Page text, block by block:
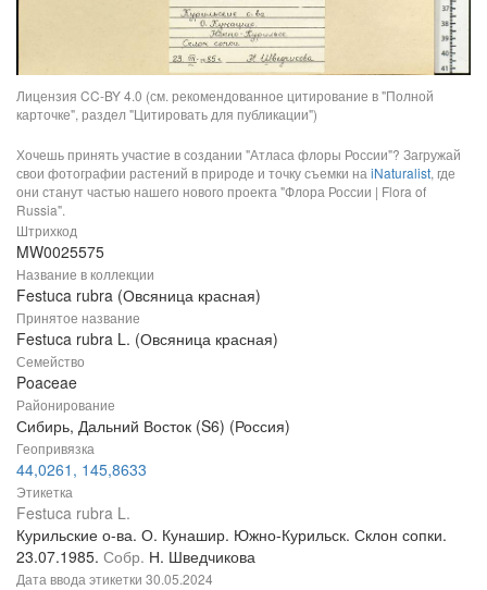
Лицензия CC-BY 4.0 (см. рекомендованное цитирование в "Полной
карточке", раздел "Цитировать для публикации")
Хочешь принять участие в создании "Атласа флоры России"? Загружай
свои фотографии растений в природе и точку съемки наiNaturalist, где
они станут частью нашего нового проекта "Флора России | Flora of
Russia".
Штрихкод
MW0025575
Название в коллекции
Festuca rubra (Овсяница красная)
Принятое название
Festuca rubra L. (Овсяница красная)
Семейство
Poaceae
Районирование
Сибирь, Дальний Восток (S6) (Россия)
Геопривязка
44,0261, 145,8633
Этикетка
Festuca rubra L.
Курильские о-ва. О. Кунашир. Южно-Курильск. Склон сопки.
23.07.1985. Собр. Н. Шведчикова
Дата ввода этикетки 30.05.2024